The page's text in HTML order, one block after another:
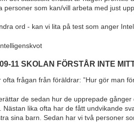
personer som kan/vill arbeta med just
ord - kan vi lita på test som anger
11 SKOLAN FÖRSTÅR INTE
ofta frågan från föräldrar: ”Hur gör man
de sedan hur de upprepade
Nästan lika ofta har de fått undvikande
sina barn. Sedan har vi två personer